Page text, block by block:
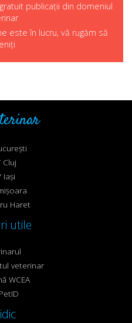
publicații din domeniul
este în lucru, vă rugăm să
Cluj
Iași
Haret
utile
veterinar
WCEA